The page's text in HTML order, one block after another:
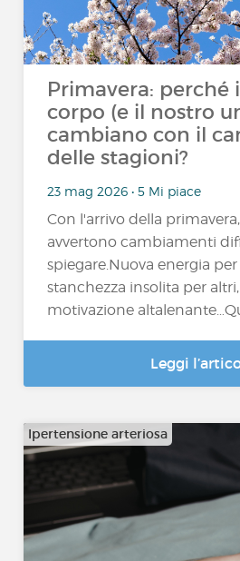
Primavera: perché
corpo (e il nostro
cambiano con il
delle stagioni?
23 mag 2026 • 5 Mi piace
Con l'arrivo della
avvertono cambiamenti
spiegare.Nuova energia
stanchezza insolita per
motivazione
Leggi
Ipertensione arteriosa